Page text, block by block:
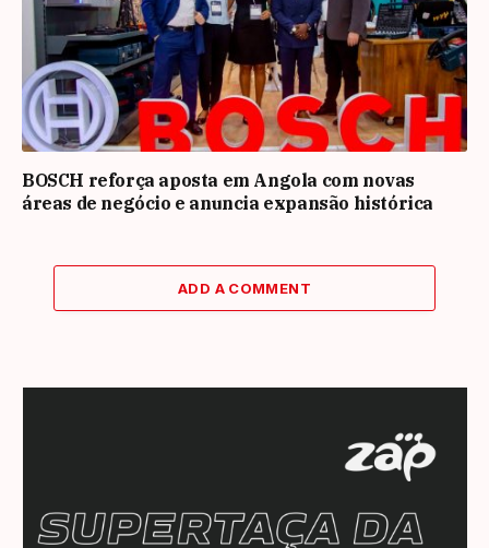
BOSCH reforça aposta em Angola com novas
áreas de negócio e anuncia expansão histórica
ADD A COMMENT